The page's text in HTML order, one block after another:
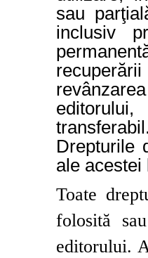
sau
inclusiv
transferabil.
Drepturile
ale
Toate
folosită
editorului.